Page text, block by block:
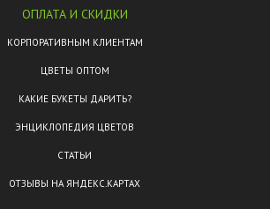
ОПЛАТА И СКИДКИ
КОРПОРАТИВНЫМ КЛИЕНТАМ
ЦВЕТЫ ОПТОМ
КАКИЕ БУКЕТЫ ДАРИТЬ?
ЭНЦИКЛОПЕДИЯ ЦВЕТОВ
СТАТЬИ
ОТЗЫВЫ НА ЯНДЕКС.КАРТАХ